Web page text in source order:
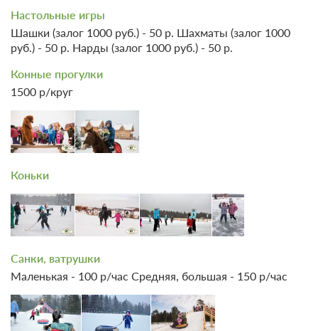
Настольные игры
Шашки (залог 1000 руб.) - 50 р. Шахматы (залог 1000
руб.) - 50 р. Нарды (залог 1000 руб.) - 50 р.
Конные прогулки
1500 р/круг
Коньки
Санки, ватрушки
Маленькая - 100 р/час Средняя, большая - 150 р/час